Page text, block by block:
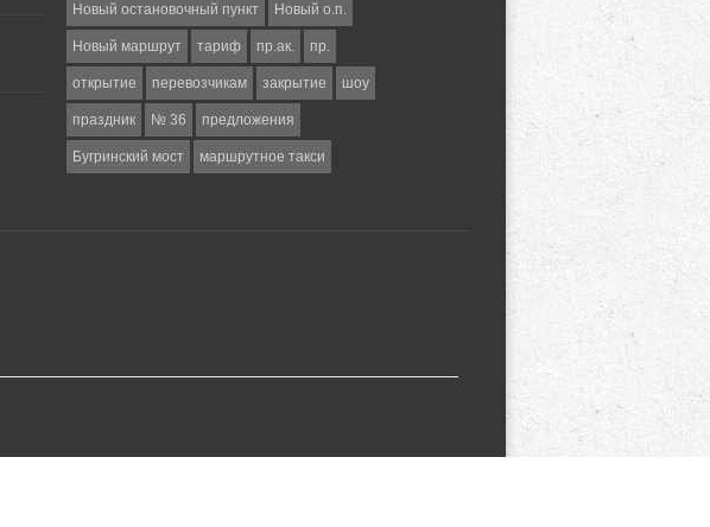
Новый остановочный пункт Новый о.п.
Новый маршрут тариф пр.ак. пр.
открытие перевозчикам закрытие шоу
праздник № 36 предложения
Бугринский мост маршрутное такси